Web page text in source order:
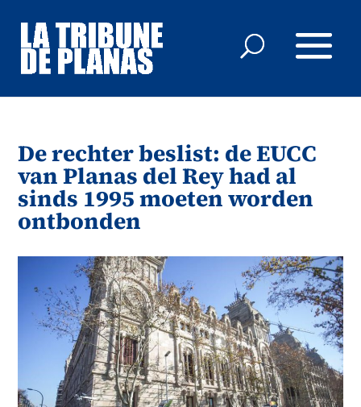
De rechter beslist: de EUCC
van Planas del Rey had al
sinds 1995 moeten worden
ontbonden